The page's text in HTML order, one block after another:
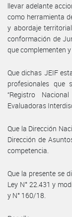
llevar adelante
como herramienta
y abordaje
conformación de
que complementen
Que dichas JEIF
profesionales que
“Registro
Evaluadoras
Que la Dirección
Dirección de
competencia.
Que la presente se
Ley N° 22.431 y
y N° 160/18.